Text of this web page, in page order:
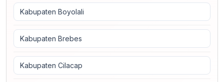
Kabupaten Boyolali
Kabupaten Brebes
Kabupaten Cilacap